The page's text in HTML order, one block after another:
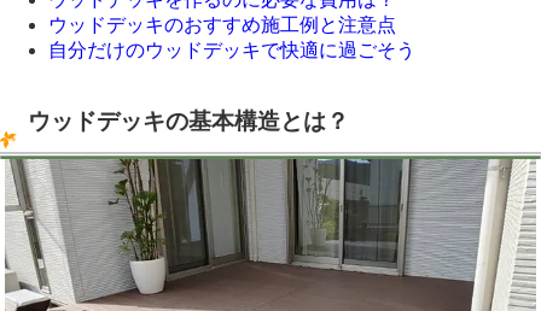
ウッドデッキのおすすめ施工例と注意点
自分だけのウッドデッキで快適に過ごそう
ウッドデッキの基本構造とは？